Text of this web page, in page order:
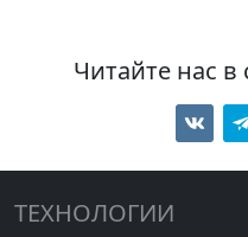
Читайте нас в
ТЕХНОЛОГИИ